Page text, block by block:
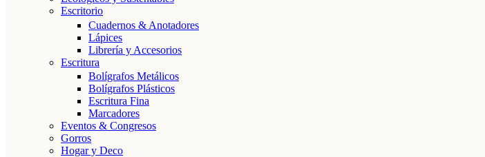
Escritorio
Cuadernos & Anotadores
Lápices
Librería y Accesorios
Escritura
Bolígrafos Metálicos
Bolígrafos Plásticos
Escritura Fina
Marcadores
Eventos & Congresos
Gorros
Hogar y Deco